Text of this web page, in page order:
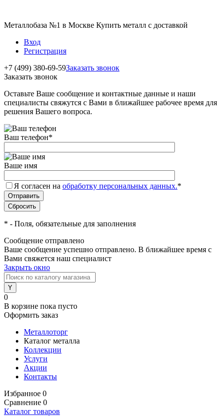
Металлобаза №1 в Москве Купить металл с доставкой
Вход
Регистрация
+7 (499) 380-69-59Заказать звонок
Заказать звонок
Оставьте Ваше сообщение и контактные данные и наши
специалисты свяжутся с Вами в ближайшее рабочее время для
решения Вашего вопроса.
Ваш телефон*
Ваше имя
Я согласен на обработку персональных данных.*
* - Поля, обязательные для заполнения
Сообщение отправлено
Ваше сообщение успешно отправлено. В ближайшее время с
Вами свяжется наш специалист
Закрыть окно
0
В корзине пока пусто
Оформить заказ
Металлоторг
Каталог металла
Коллекции
Услуги
Акции
Контакты
Избранное 0
Сравнение 0
Каталог товаров